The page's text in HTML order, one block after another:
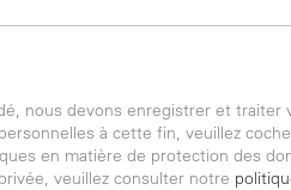
nous devons enregistrer et traiter
à cette fin, veuillez
en matière de protection des
veuillez consulter notre